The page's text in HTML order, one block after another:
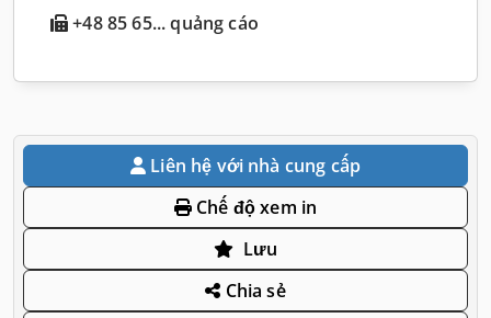
+48 85 65... quảng cáo
Liên hệ với nhà cung cấp
Chế độ xem in
Lưu
Chia sẻ